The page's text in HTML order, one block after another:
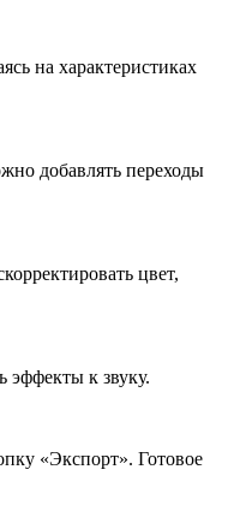
на характеристиках
добавлять переходы
цвет,
эффекты к звуку.
«Экспорт». Готовое